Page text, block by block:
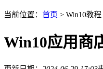
当前位置： 首页 > Win10教程
Win10应用商